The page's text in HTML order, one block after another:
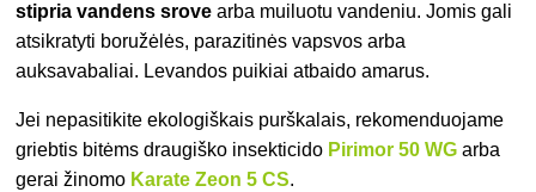
stipria vandens srove arba muiluotu vandeniu. Jomis gali
atsikratyti boružėlės, parazitinės vapsvos arba
auksavabaliai. Levandos puikiai atbaido amarus.
Jei nepasitikite ekologiškais purškalais, rekomenduojame
griebtis bitėms draugiško insekticido Pirimor 50 WG arba
gerai žinomo Karate Zeon 5 CS.